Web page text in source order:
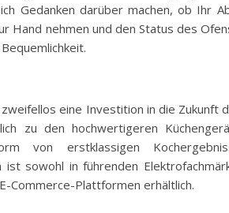
Gedanken darüber machen, ob Ihr
Hand nehmen und den Status des
eine Investition in die Zukunft
zu den hochwertigeren
von erstklassigen
ist sowohl in führenden
Commerce-Plattformen erhältlich.